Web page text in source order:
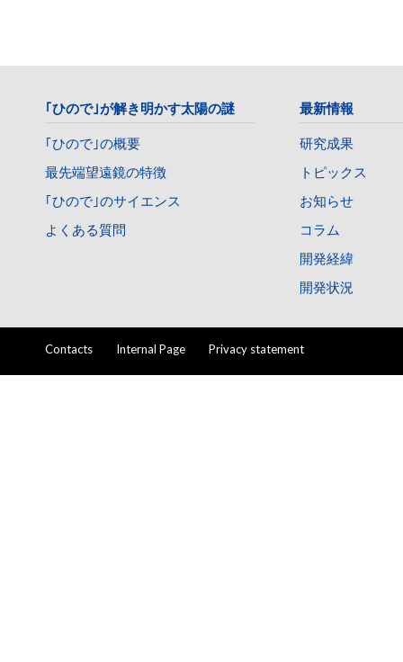
｢ひので｣が解き明かす太陽の謎
｢ひので｣の概要
最先端望遠鏡の特徴
｢ひので｣のサイエンス
よくある質問
最新情報
研究成果
トピックス
お知らせ
コラム
開発経緯
開発状況
Contacts Internal Page Privacy statement